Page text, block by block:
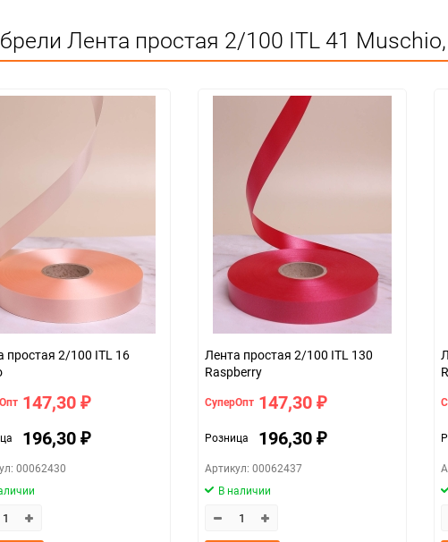
Не подлежит
Особых условий не
2см*100м (простая)
d7936307-d754-11f0-
оливковый
Лента простая 2/100 ITL 41
простая 2/100 ITL 16
147,30 ₽
196,30 ₽
00062430
Лента простая 2/100 ITL 130
Raspberry
СуперОпт 147,30 ₽
Розница 196,30 ₽
Артикул: 00062437
В наличии